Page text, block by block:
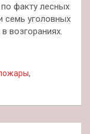
факту лесных
семь уголовных
возгораниях.
,